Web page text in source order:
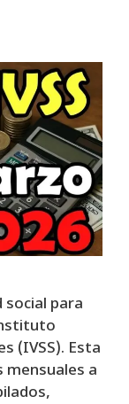
para
(IVSS). Esta
a